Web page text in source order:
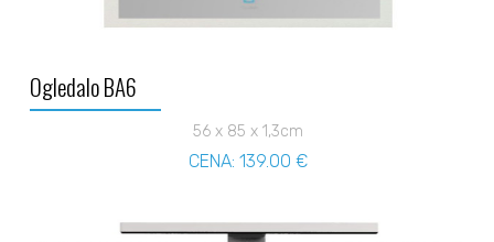
Ogledalo BA6
56 x 85 x 1,3cm
CENA: 139.00 €